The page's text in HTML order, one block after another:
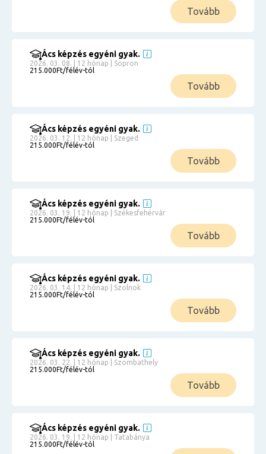
Tovább
Ács képzés egyéni gyak.
2026. 03. 08. | 12 hónap | Sopron
215.000Ft/félév-tól
Tovább
Ács képzés egyéni gyak.
2026. 03. 12. | 12 hónap | Szeged
215.000Ft/félév-tól
Tovább
Ács képzés egyéni gyak.
2026. 03. 19. | 12 hónap | Székesfehérvár
215.000Ft/félév-tól
Tovább
Ács képzés egyéni gyak.
2026. 03. 14. | 12 hónap | Szolnok
215.000Ft/félév-tól
Tovább
Ács képzés egyéni gyak.
2026. 03. 22. | 12 hónap | Szombathely
215.000Ft/félév-tól
Tovább
Ács képzés egyéni gyak.
2026. 03. 19. | 12 hónap | Tatabánya
215.000Ft/félév-tól